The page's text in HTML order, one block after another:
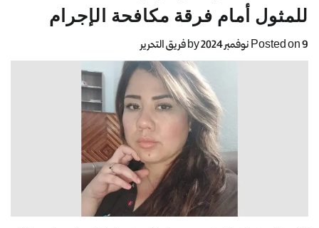
للمثول أمام فرقة مكافحة الإجرام
Posted on9 نوفمبر 2024 فريق التحرير